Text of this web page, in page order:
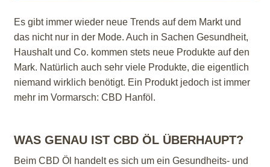
Es gibt immer wieder neue Trends auf dem Markt und
das nicht nur in der Mode. Auch in Sachen Gesundheit,
Haushalt und Co. kommen stets neue Produkte auf den
Mark. Natürlich auch sehr viele Produkte, die eigentlich
niemand wirklich benötigt. Ein Produkt jedoch ist immer
mehr im Vormarsch: CBD Hanföl.
WAS GENAU IST CBD ÖL ÜBERHAUPT?
Beim CBD Öl handelt es sich um ein Gesundheits- und